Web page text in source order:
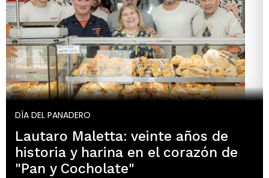
DÍA DEL PANADERO
Lautaro Maletta: veinte años de
historia y harina en el corazón de
"Pan y Cocholate"